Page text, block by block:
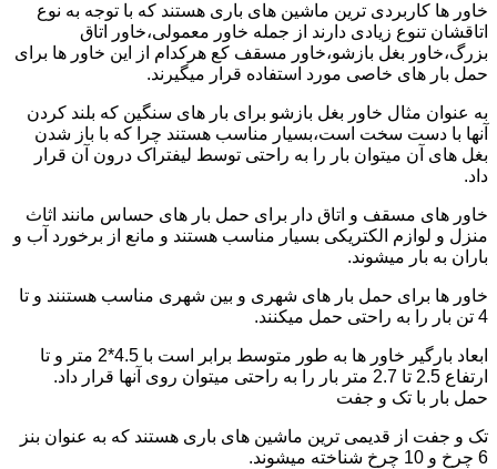
خاور ها کاربردی ترین ماشین های باری هستند که با توجه به نوع
اتاقشان تنوع زیادی دارند از جمله خاور معمولی،خاور اتاق
بزرگ،خاور بغل بازشو،خاور مسقف کع هرکدام از این خاور ها برای
حمل بار های خاصی مورد استفاده قرار میگیرند.
به عنوان مثال خاور بغل بازشو برای بار های سنگین که بلند کردن
آنها با دست سخت است،بسیار مناسب هستند چرا که با باز شدن
بغل های آن میتوان بار را به راحتی توسط لیفتراک درون آن قرار
داد.
خاور های مسقف و اتاق دار برای حمل بار های حساس مانند اثاث
منزل و لوازم الکتریکی بسیار مناسب هستند و مانع از برخورد آب و
باران به بار میشوند.
خاور ها برای حمل بار های شهری و بین شهری مناسب هستنند و تا
4 تن بار را به راحتی حمل میکنند.
ابعاد بارگیر خاور ها به طور متوسط برابر است با 4.5*2 متر و تا
ارتفاع 2.5 تا 2.7 متر بار را به راحتی میتوان روی آنها قرار داد.
حمل بار با تک و جفت
تک و جفت از قدیمی ترین ماشین های باری هستند که به عنوان بنز
6 چرخ و 10 چرخ شناخته میشوند.